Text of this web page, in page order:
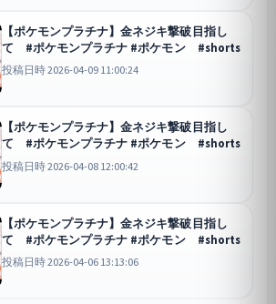
【ポケモンプラチナ】金ネジキ撃破目指し
て #ポケモンプラチナ #ポケモン #shorts
投稿日時 2026-04-09 11:00:24
【ポケモンプラチナ】金ネジキ撃破目指し
て #ポケモンプラチナ #ポケモン #shorts
投稿日時 2026-04-08 12:00:42
【ポケモンプラチナ】金ネジキ撃破目指し
て #ポケモンプラチナ #ポケモン #shorts
投稿日時 2026-04-06 13:13:06